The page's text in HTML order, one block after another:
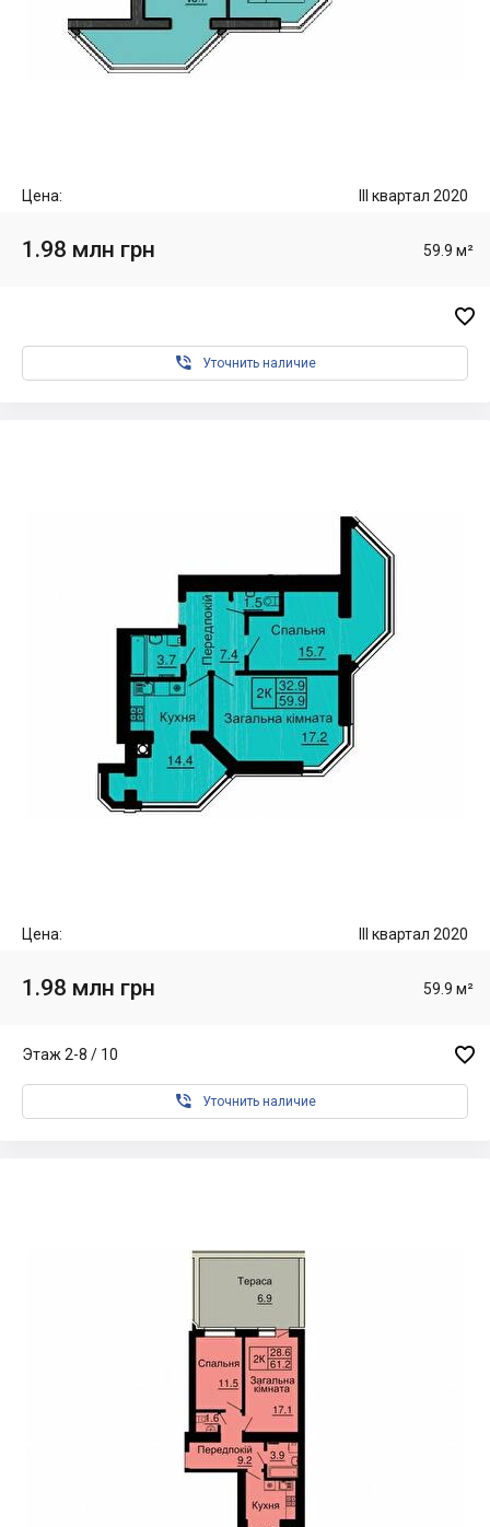
Цена: III квартал 2020
1.98 млн грн 59.9 м²

 Уточнить наличие
Цена: III квартал 2020
1.98 млн грн 59.9 м²
Этаж 2-8 / 10 
 Уточнить наличие